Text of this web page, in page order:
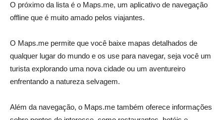
O próximo da lista é o Maps.me, um aplicativo de navegação
offline que é muito amado pelos viajantes.
O Maps.me permite que você baixe mapas detalhados de
qualquer lugar do mundo e os use para navegar, seja você um
turista explorando uma nova cidade ou um aventureiro
enfrentando a natureza selvagem.
Além da navegação, o Maps.me também oferece informações